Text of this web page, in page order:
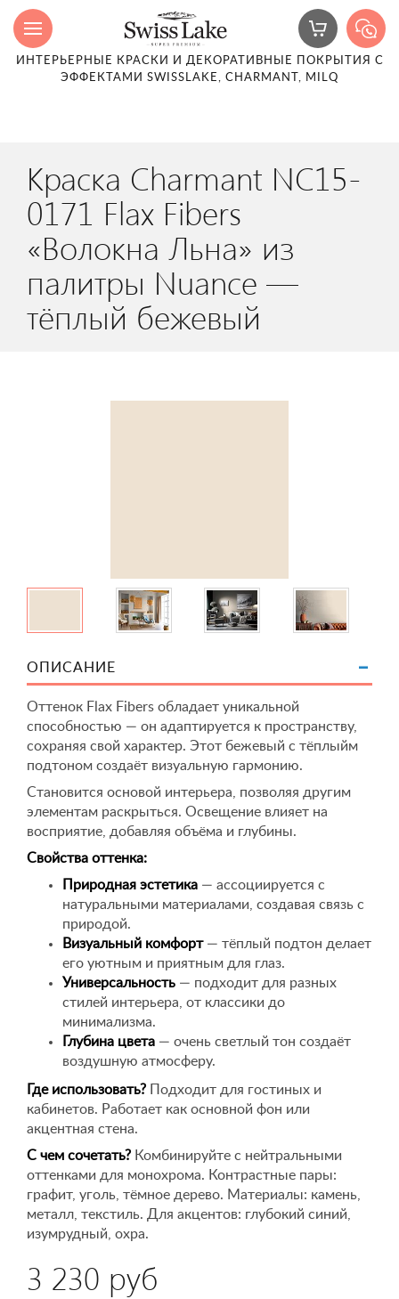
ИНТЕРЬЕРНЫЕ КРАСКИ И ДЕКОРАТИВНЫЕ ПОКРЫТИЯ С
ЭФФЕКТАМИ SWISSLAKE, CHARMANT, MILQ
Краска Charmant NC15-
0171 Flax Fibers
«Волокна Льна» из
палитры Nuance —
тёплый бежевый
ОПИСАНИЕ
Оттенок Flax Fibers обладает уникальной
способностью — он адаптируется к пространству,
сохраняя свой характер. Этот бежевый с тёплыйм
подтоном создаёт визуальную гармонию.
Становится основой интерьера, позволяя другим
элементам раскрыться. Освещение влияет на
восприятие, добавляя объёма и глубины.
Свойства оттенка:
Природная эстетика — ассоциируется с
натуральными материалами, создавая связь с
природой.
Визуальный комфорт— тёплый подтон делает
его уютным и приятным для глаз.
Универсальность — подходит для разных
стилей интерьера, от классики до
минимализма.
Глубина цвета — очень светлый тон создаёт
воздушную атмосферу.
Где использовать? Подходит для гостиных и
кабинетов. Работает как основной фон или
акцентная стена.
С чем сочетать? Комбинируйте с нейтральными
оттенками для монохрома. Контрастные пары:
графит, уголь, тёмное дерево. Материалы: камень,
металл, текстиль. Для акцентов: глубокий синий,
изумрудный, охра.
3 230 руб